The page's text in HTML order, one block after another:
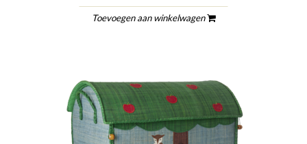
Toevoegen aan winkelwagen